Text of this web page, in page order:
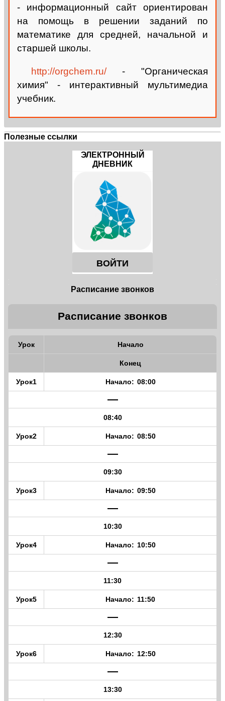
- информационный сайт ориентирован
на помощь в решении заданий по
математике
для средней, начальной и
старшей школы.
http://orgchem.ru/ - "Органическая
химия" - интерактивный мультимедиа
учебник.
Полезные ссылки
ЭЛЕКТРОННЫЙ
ДНЕВНИК
ВОЙТИ
Расписание звонков
Расписание звонков
Урок Начало
Конец
1 08:00
—
08:40
2 08:50
—
09:30
3 09:50
—
10:30
4 10:50
—
11:30
5 11:50
—
12:30
6 12:50
—
13:30